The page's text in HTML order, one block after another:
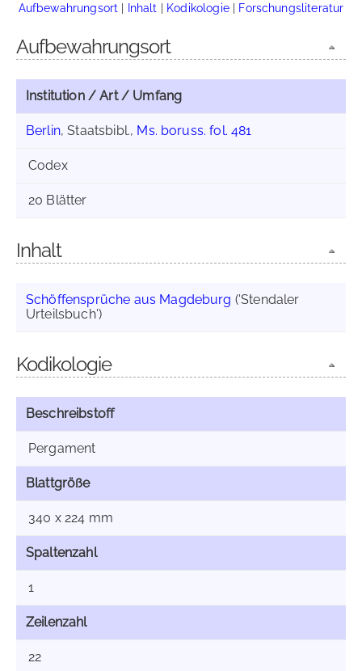
Aufbewahrungsort | Inhalt | Kodikologie| Forschungsliteratur
Aufbewahrungsort
Institution / Art / Umfang
Berlin, Staatsbibl., Ms. boruss. fol. 481
Codex
20 Blätter
Inhalt
Schöffensprüche aus Magdeburg ('Stendaler
Urteilsbuch')
Kodikologie
Beschreibstoff
Pergament
Blattgröße
340 x 224 mm
Spaltenzahl
1
Zeilenzahl
22